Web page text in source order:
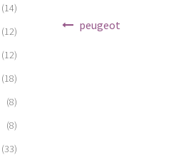
peugeot
(14)
(12)
(12)
(18)
(8)
(8)
(33)